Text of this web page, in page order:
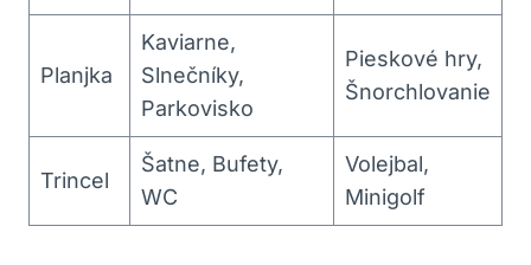
Planjka
Kaviarne,
Slnečníky,
Parkovisko
Pieskové hry,
Šnorchlovanie
Trincel
Šatne, Bufety,
WC
Volejbal,
Minigolf